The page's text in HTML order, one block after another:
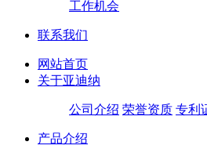
工作机会
联系我们
网站首页
关于亚迪纳
公司介绍 荣誉资质 专利
产品介绍